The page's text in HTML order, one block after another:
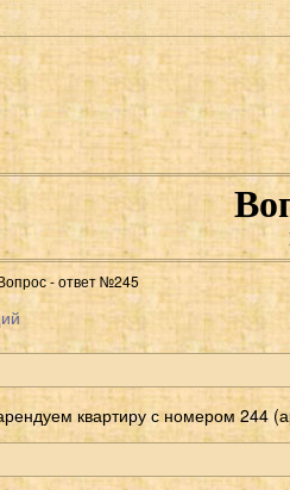
- ответ №245
квартиру с номером 244